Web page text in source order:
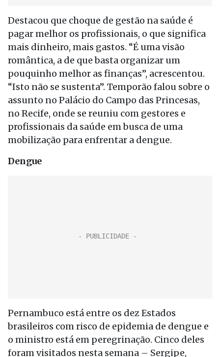
Destacou que choque de gestão na saúde é
pagar melhor os profissionais, o que significa
mais dinheiro, mais gastos. “É uma visão
romântica, a de que basta organizar um
pouquinho melhor as finanças”, acrescentou.
“Isto não se sustenta”. Temporão falou sobre o
assunto no Palácio do Campo das Princesas,
no Recife, onde se reuniu com gestores e
profissionais da saúde em busca de uma
mobilização para enfrentar a dengue.
Dengue
Pernambuco está entre os dez Estados
brasileiros com risco de epidemia de dengue e
o ministro está em peregrinação. Cinco deles
foram visitados nesta semana – Sergipe,